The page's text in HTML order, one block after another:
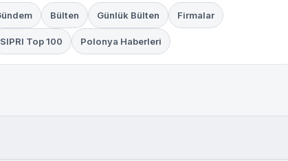
Bülten Günlük Bülten Firmalar
SIPRI Top 100 Polonya Haberleri